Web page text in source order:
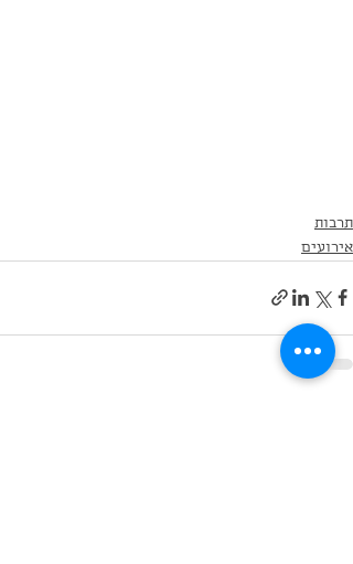
תרבות
אירועים